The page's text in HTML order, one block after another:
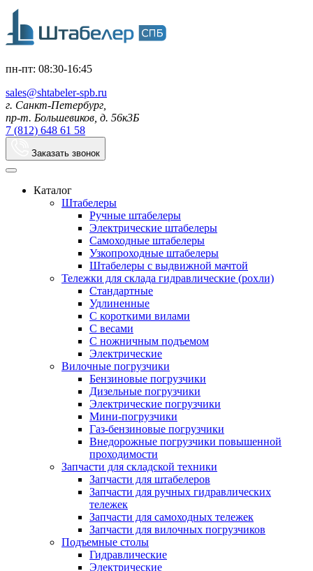
пн-пт: 08:30-16:45
sales@shtabeler-spb.ru
г. Санкт-Петербург,
пр-т. Большевиков, д. 56к3Б
7 (812) 648 61 58
Заказать звонок
Каталог
Штабелеры
Ручные штабелеры
Электрические штабелеры
Самоходные штабелеры
Узкопроходные штабелеры
Штабелеры с выдвижной мачтой
Тележки для склада гидравлические (рохли)
Стандартные
Удлиненные
С короткими вилами
С весами
С ножничным подъемом
Электрические
Вилочные погрузчики
Бензиновые погрузчики
Дизельные погрузчики
Электрические погрузчики
Мини-погрузчики
Газ-бензиновые погрузчики
Внедорожные погрузчики повышенной
проходимости
Запчасти для складской техники
Запчасти для штабелеров
Запчасти для ручных гидравлических
тележек
Запчасти для самоходных тележек
Запчасти для вилочных погрузчиков
Подъемные столы
Гидравлические
Электрические